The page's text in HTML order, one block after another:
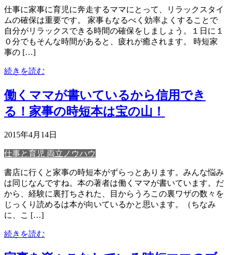
仕事に家事に育児に奔走するママにとって、リラックスタイ
ムの確保は重要です。 家事もなるべく効率よくすることで
自分がリラックスできる時間の確保をしましょう。１日に１
０分でもそんな時間があると、疲れが癒されます。 時短家
事の […]
続きを読む
働くママが書いているから信用でき
る！家事の時短本は宝の山！
2015年4月14日
仕事と育児 両立ノウハウ
書店に行くと家事の時短本がずらっとあります。みんな悩み
は同じなんですね。本の著者は働くママが書いています。だ
から、経験に裏打ちされた、目からうろこの裏ワザの数々を
じっくり読めるは本が向いているかと思います。（ちなみ
に、こ […]
続きを読む